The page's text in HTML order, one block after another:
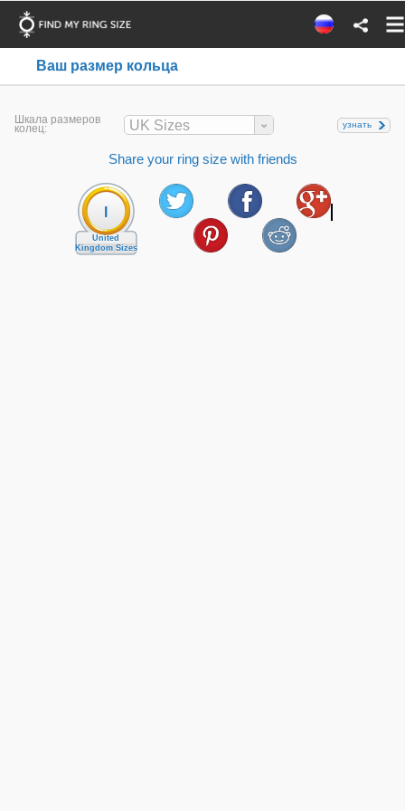
Ваш размер кольца
Шкала размеров
колец: UK Sizes узнать
Share your ring size with friends
United
Kingdom Sizes